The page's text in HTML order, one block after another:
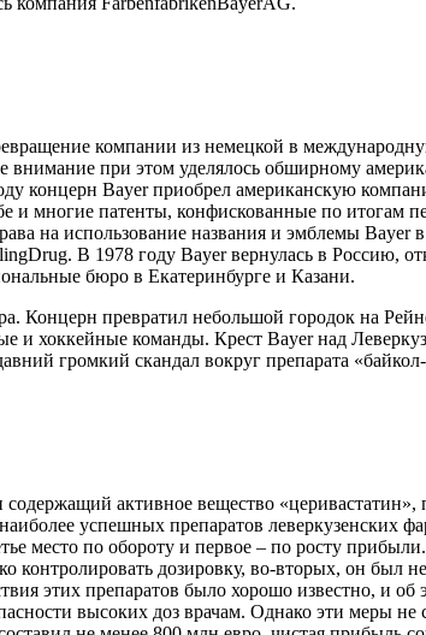
компании из немецкой в
при этом уделялось обширному
концерн Bayer приобрел американскую
и многие патенты, конфискованные по итогам
на использование названия и эмблемы
В 1978 году Bayer вернулась в Россию,
бюро в Екатеринбурге и Казани.
Концерн превратил небольшой городок на
и хоккейные команды. Крест Bayer над
громкий скандал вокруг препарата
активное вещество «церивастатин»,
успешных препаратов леверкузенских
место по обороту и первое – по росту прибыли.
контролировать дозировку, во-вторых, он был
этих препаратов было хорошо известно, и об
высоких доз врачам. Однако эти меры не